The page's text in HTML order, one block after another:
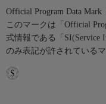
Official Program Data Mark
このマークは「Official
式情報である「SI(Service
のみ表記が許されているマ